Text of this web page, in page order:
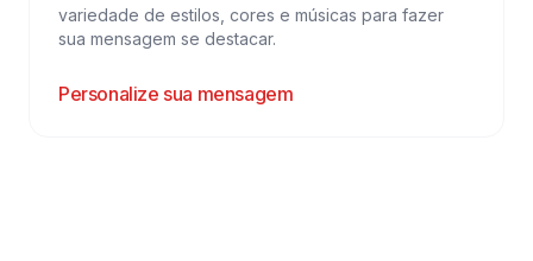
variedade de estilos, cores e músicas para fazer
sua mensagem se destacar.
Personalize sua mensagem